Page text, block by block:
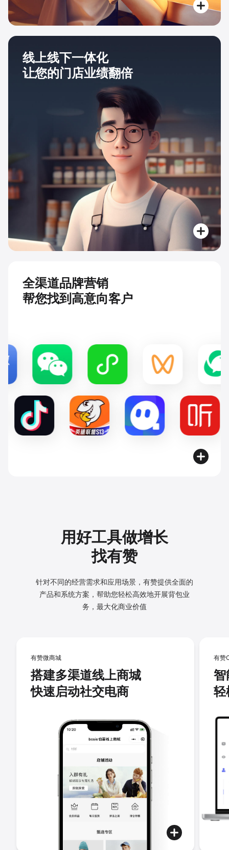
线上线下一体化
让您的门店业绩翻倍
全渠道品牌营销
帮您找到高意向客户
用好工具做增长
找有赞
针对不同的经营需求和应用场景，有赞提供全面的
产品和系统方案， 帮助您轻松高效地开展背包业
务，最大化商业价值
有赞微商城
搭建多渠道线上商城
快速启动社交电商
有赞
智
轻